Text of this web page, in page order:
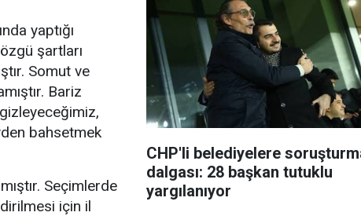
yaptığı
şartları
Somut ve
Bariz
bahsetmek
Seçimlerde
için il
CHP'li belediyelere
dalgası: 28 başkan tutuklu
yargılanıyor